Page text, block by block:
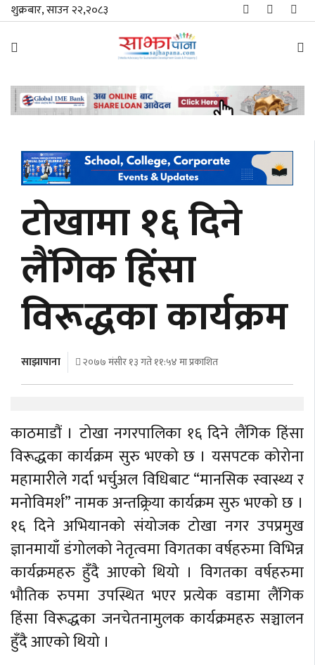
शुक्रबार, साउन २२,२०८३
समाचार
स्थानीय
राजनीति
जीवनशैली
मनोरञ्जन/
साहित्य
अन्तरवार्ता
विचार/
टोखामा १६ दिने
लैंगिक हिंसा
विरूद्धका कार्यक्रम
साझापाना २०७७ मंसीर १३ गते ११:५४ मा प्रकाशित
काठमाडौं । टोखा नगरपालिका १६ दिने लैंगिक हिंसा
विरूद्धका कार्यक्रम सुरु भएको छ । यसपटक कोरोना
महामारीले गर्दा भर्चुअल विधिबाट “मानसिक स्वास्थ्य र
मनोविमर्श” नामक अन्तक्र्रिया कार्यक्रम सुरु भएको छ ।
१६ दिने अभियानको संयोजक टोखा नगर उपप्रमुख
ज्ञानमायाँ डंगोलको नेतृत्वमा विगतका वर्षहरुमा विभिन्न
कार्यक्रमहरु हुँदै आएको थियो । विगतका वर्षहरुमा
भौतिक रुपमा उपस्थित भएर प्रत्येक वडामा लैंगिक
हिंसा विरूद्धका जनचेतनामुलक कार्यक्रमहरु सञ्चालन
हुँदै आएको थियो ।